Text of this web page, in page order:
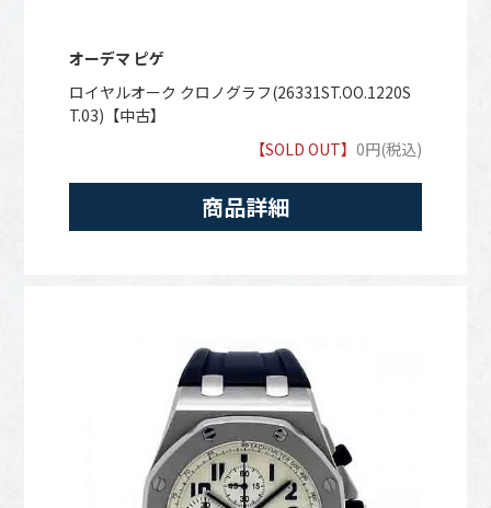
オーデマ ピゲ
ロイヤルオーク クロノグラフ(26331ST.OO.1220S
T.03)【中古】
【SOLD OUT】0円(税込)
商品詳細